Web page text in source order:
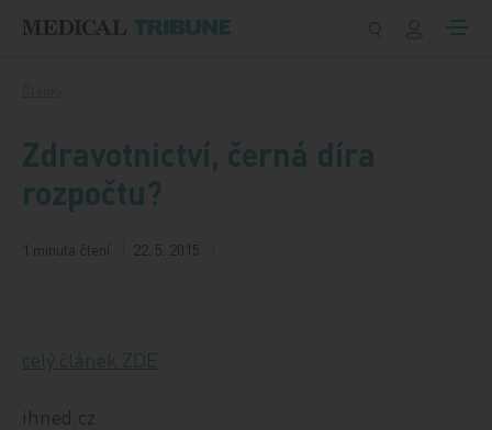
Zdravotnictví, černá díra
rozpočtu?
1 minuta čtení 22. 5. 2015
celý článek ZDE
ihned.cz